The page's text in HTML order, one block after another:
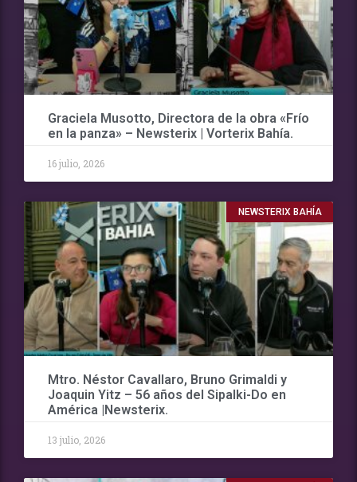
Graciela Musotto, Directora de la obra «Frío
en la panza» – Newsterix | Vorterix Bahía.
16 julio, 2026
NEWSTERIX BAHÍA
Mtro. Néstor Cavallaro, Bruno Grimaldi y
Joaquin Yitz – 56 años del Sipalki-Do en
América |Newsterix.
13 julio, 2026